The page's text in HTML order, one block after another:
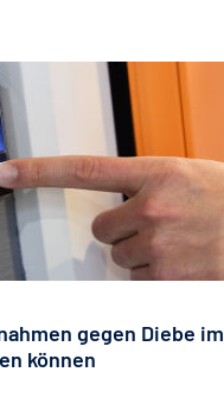
gegen Diebe im
können